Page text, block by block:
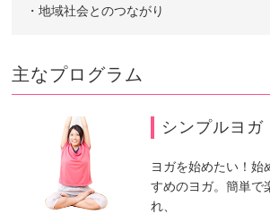
・地域社会とのつながり
主なプログラム
シンプルヨガ
ヨガを始めたい！始
すめのヨガ。簡単で
れ、